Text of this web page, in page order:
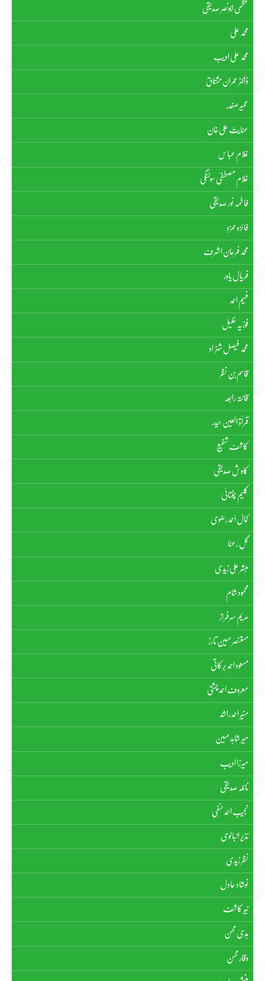
عظمیٰ ابونصر صدیقی
محمد علی
محمد علی ادیب
ڈاکٹر عمران مشتاق
عمیر صفدر
عنایتؔ علی خان
غلام عباس
غلام مصطفیٰ سولنگی
فاطمہ نور صدیقی
فائزہ حمزہ
محمد فرحان اشرف
فریال یاور
فہیم احمد
فوزیہ خلیل
محمد فیصل شہزاد
قاسم بن نظر
قانتہ رابعہ
قرأۃ العین حیدر
کاشف شفیع
کاوش صدیقی
کلیم چغتائی
کمال احمد رضوی
گلِ رعنا
مبشر علی زیدی
محمود شام
مریم سرفراز
مستنصر حسین تارڑ
مسعود احمد برکاتی
معروف احمد چشتی
منیر احمد راشد
میر شاہد حسین
میرزا ادیب
نائلہ صدیقی
نجیب احمد حنفی
نذیر انبالوی
نظر زیدی
نوشاد عادل
نیّر کاشف
ہدیٰ محسن
وقار محسن